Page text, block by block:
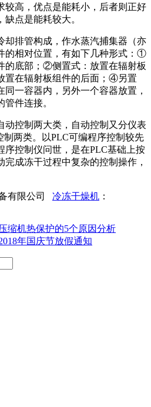
较高，优点是能耗小，后者则正好
点是能耗较大。
排管构成，作水蒸汽捕集器（亦
的相对位置，有如下几种形式：①
的底部；②侧置式：放置在辐射板
置在辐射板组件的后面；④另置
一容器内，另外一个容器放置，
件连接。
控制两大类，自动控制又分仪表
制两类。以PLC可编程序控制较先
序控制仪问世，是在PLC基础上按
成冻干过程中复杂的控制操作，
有限公司 冷冻干燥机 ：
缩机热保护的5个原因分析
年国庆节放假通知